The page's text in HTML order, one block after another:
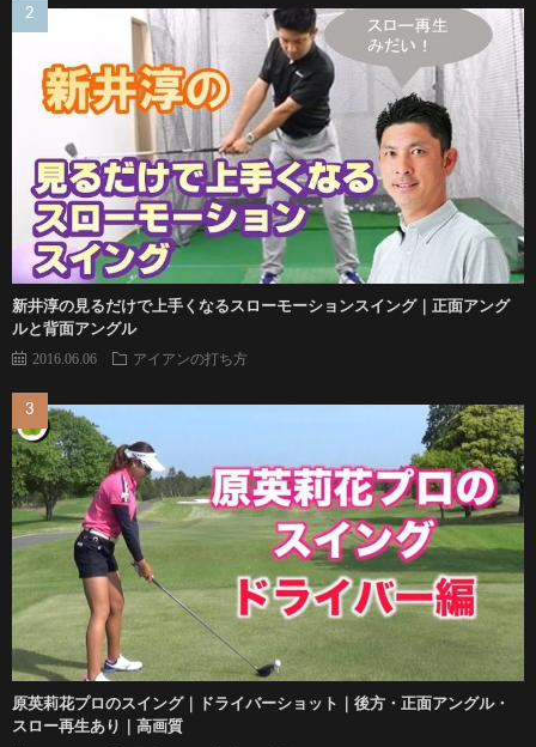
新井淳の見るだけで上手くなるスローモーションスイング｜正面アング
ルと背面アングル
2016.06.06 アイアンの打ち方
原英莉花プロのスイング｜ドライバーショット｜後方・正面アングル・
スロー再生あり｜高画質